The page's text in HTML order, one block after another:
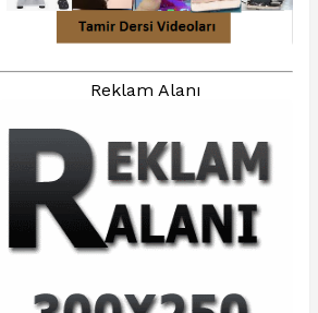
Reklam Alanı